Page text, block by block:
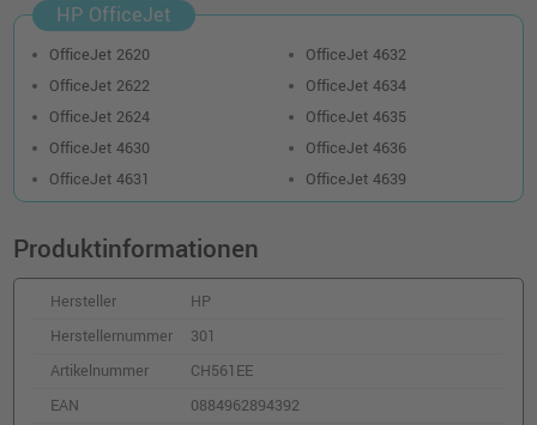
HP OfficeJet
OfficeJet 2620
OfficeJet 2622
OfficeJet 2624
OfficeJet 4630
OfficeJet 4631
OfficeJet 4632
OfficeJet 4634
OfficeJet 4635
OfficeJet 4636
OfficeJet 4639
Produktinformationen
Hersteller
HP
Herstellernummer
301
Artikelnummer
CH561EE
EAN
0884962894392